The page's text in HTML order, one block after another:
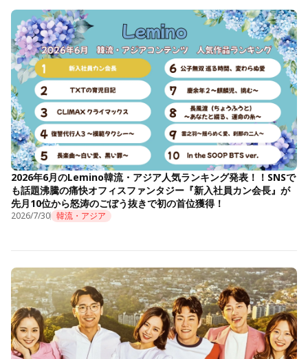
2026年6月のLemino韓流・アジア人気ランキング発表！！SNSで
も話題沸騰の痛快オフィスファンタジー『新入社員カン会長』が
先月10位から怒涛のごぼう抜きで初の首位獲得！
2026/7/30 韓流・アジア